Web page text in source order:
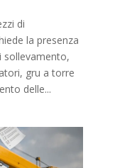
di
la presenza
sollevamento,
gru a torre
delle...